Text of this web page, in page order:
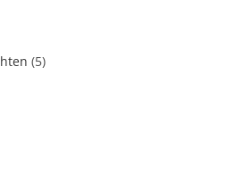
(5)